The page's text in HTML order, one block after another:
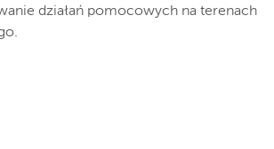
działań pomocowych na terenach